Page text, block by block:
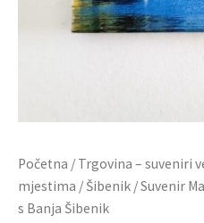
Početna / Trgovina – suveniri
mjestima / Šibenik / Suvenir
s Banja Šibenik